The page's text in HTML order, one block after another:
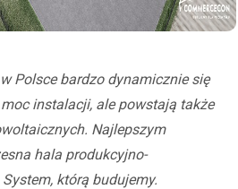
Polsce bardzo dynamicznie się
instalacji, ale powstają także
Najlepszym
hala produkcyjno-
którą budujemy.